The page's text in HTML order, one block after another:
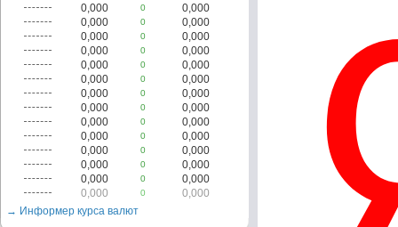
0,000 0
0,000
0,000
0
0,000
0,000
0
0,000
0,000
0
0,000
0,000
0
0,000
0,000
0
0,000
0,000
0
0,000
0,000
0
0,000
0,000
0
0,000
0,000
0
0,000
0,000
0
0,000
0,000
0
0,000
0,000
0
0,000
0,000
0
0,000
→ Информер курса валют